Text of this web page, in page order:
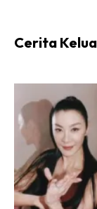
“Biasanya, jika
teratur, tapi
disertakan
terus bergegas
“Sebaik tiba di
melihat jenazah
Cerita